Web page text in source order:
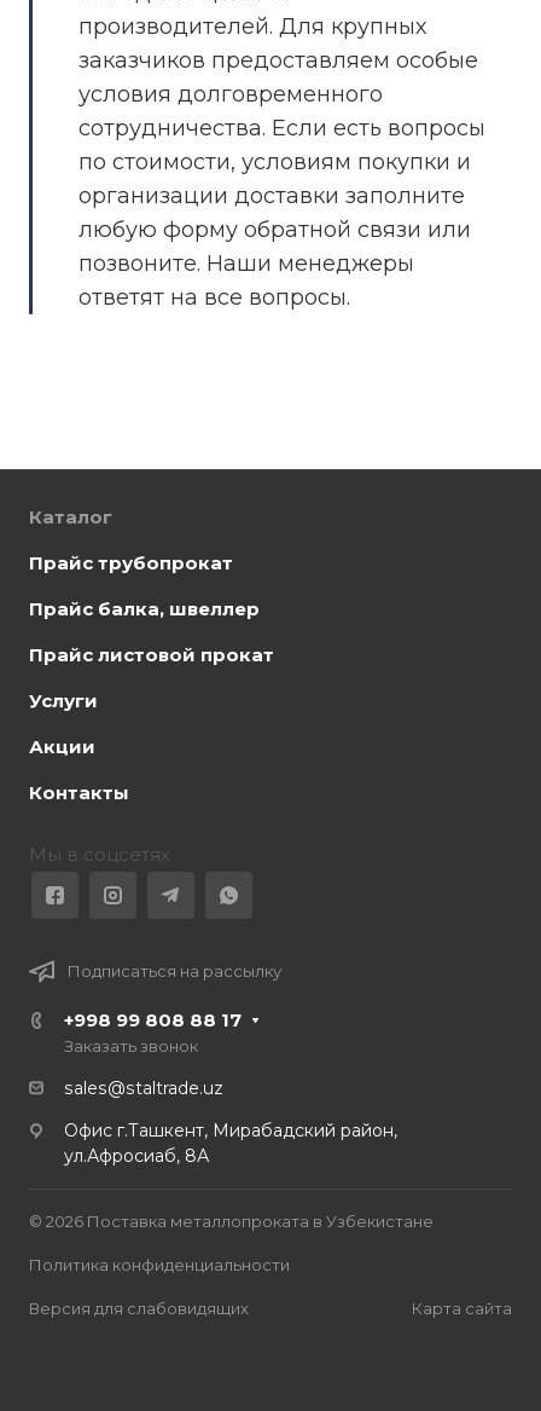
производителей. Для крупных
заказчиков предоставляем особые
условия долговременного
сотрудничества. Если есть вопросы
по стоимости, условиям покупки и
организации доставки заполните
любую форму обратной связи или
позвоните. Наши менеджеры
ответят на все вопросы.
Каталог
Прайс трубопрокат
Прайс балка, швеллер
Прайс листовой прокат
Услуги
Акции
Контакты
Мы в соцсетях
Подписаться на рассылку
+998 99 808 88 17
Заказать звонок
sales@staltrade.uz
Офис г.Ташкент, Мирабадский район,
ул.Афросиаб, 8А
© 2026 Поставка металлопроката в Узбекистане
Политика конфиденциальности
Версия для слабовидящих Карта сайта